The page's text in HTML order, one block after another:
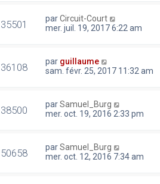
35501 parCircuit-Court
mer. juil. 19, 2017 6:22 am
36108 par guillaume
sam. févr. 25, 2017 11:32 am
38500 parSamuel_Burg
mer. oct. 19, 2016 2:33 pm
50658 parSamuel_Burg
mer. oct. 12, 2016 7:34 am